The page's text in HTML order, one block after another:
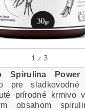
1 z 3
Spirulina Power
pre
prírodné krmivo
obsahom